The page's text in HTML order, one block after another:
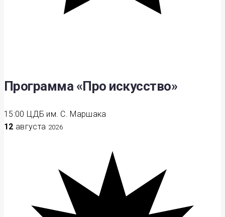
Программа «Про искусство»
15:00 ЦДБ им. С. Маршака
12 августа 2026